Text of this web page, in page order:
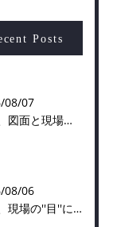
Posts
08/07
測量は、図面と現場をつなぐ仕事！
08/06
測量は、現場の''目''になる仕事！？